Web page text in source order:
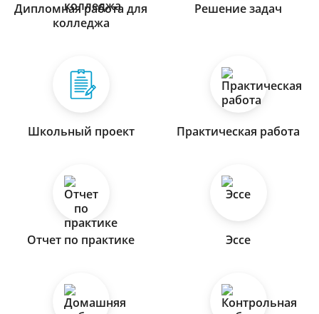
Дипломная работа для
колледжа
Решение задач
Школьный проект Практическая работа
Отчет по практике Эссе